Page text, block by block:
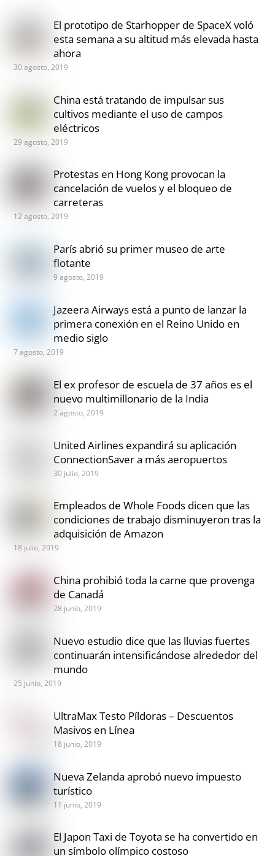
El prototipo de Starhopper de SpaceX voló
esta semana a su altitud más elevada hasta
ahora
30 agosto, 2019
China está tratando de impulsar sus
cultivos mediante el uso de campos
eléctricos
29 agosto, 2019
Protestas en Hong Kong provocan la
cancelación de vuelos y el bloqueo de
carreteras
12 agosto, 2019
París abrió su primer museo de arte
flotante
9 agosto, 2019
Jazeera Airways está a punto de lanzar la
primera conexión en el Reino Unido en
medio siglo
7 agosto, 2019
El ex profesor de escuela de 37 años es el
nuevo multimillonario de la India
2 agosto, 2019
United Airlines expandirá su aplicación
ConnectionSaver a más aeropuertos
30 julio, 2019
Empleados de Whole Foods dicen que las
condiciones de trabajo disminuyeron tras la
adquisición de Amazon
18 julio, 2019
China prohibió toda la carne que provenga
de Canadá
28 junio, 2019
Nuevo estudio dice que las lluvias fuertes
continuarán intensificándose alrededor del
mundo
25 junio, 2019
UltraMax Testo Píldoras – Descuentos
Masivos en Línea
18 junio, 2019
Nueva Zelanda aprobó nuevo impuesto
turístico
11 junio, 2019
El Japon Taxi de Toyota se ha convertido en
un símbolo olímpico costoso